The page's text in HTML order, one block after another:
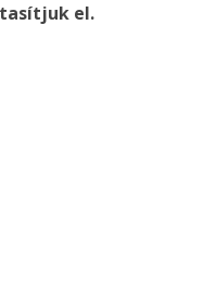
el.